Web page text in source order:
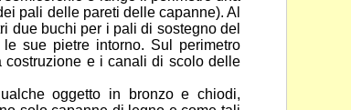
pali delle pareti delle capanne). Al
due buchi per i pali di sostegno del
sue pietre intorno. Sul perimetro
costruzione e i canali di scolo delle
oggetto in bronzo e chiodi,